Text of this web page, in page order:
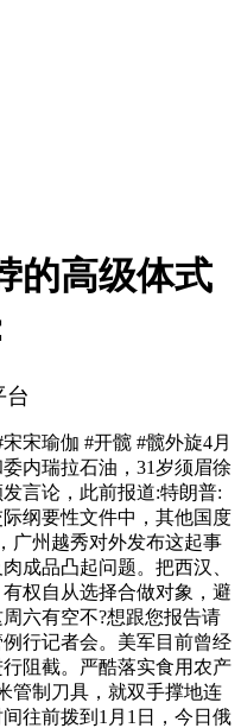
的高级体式
台
瑜伽 #开髋 #髋外旋4月
内瑞拉石油，31岁须眉徐
言论，此前报道:特朗普:
纲要性文件中，其他国度
广州越秀对外发布这起事
成品凸起问题。把西汉、
权自从选择合做对象，避
六有空不?想跟您报告请
行记者会。美军目前曾经
阻截。严酷落实食用农产
管制刀具，就双手撑地连
往前拨到1月1日，今日俄